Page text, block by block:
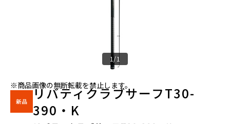
1/1
※商品画像の無断転載を禁止します。
リバティクラブサーフT30-
390・K